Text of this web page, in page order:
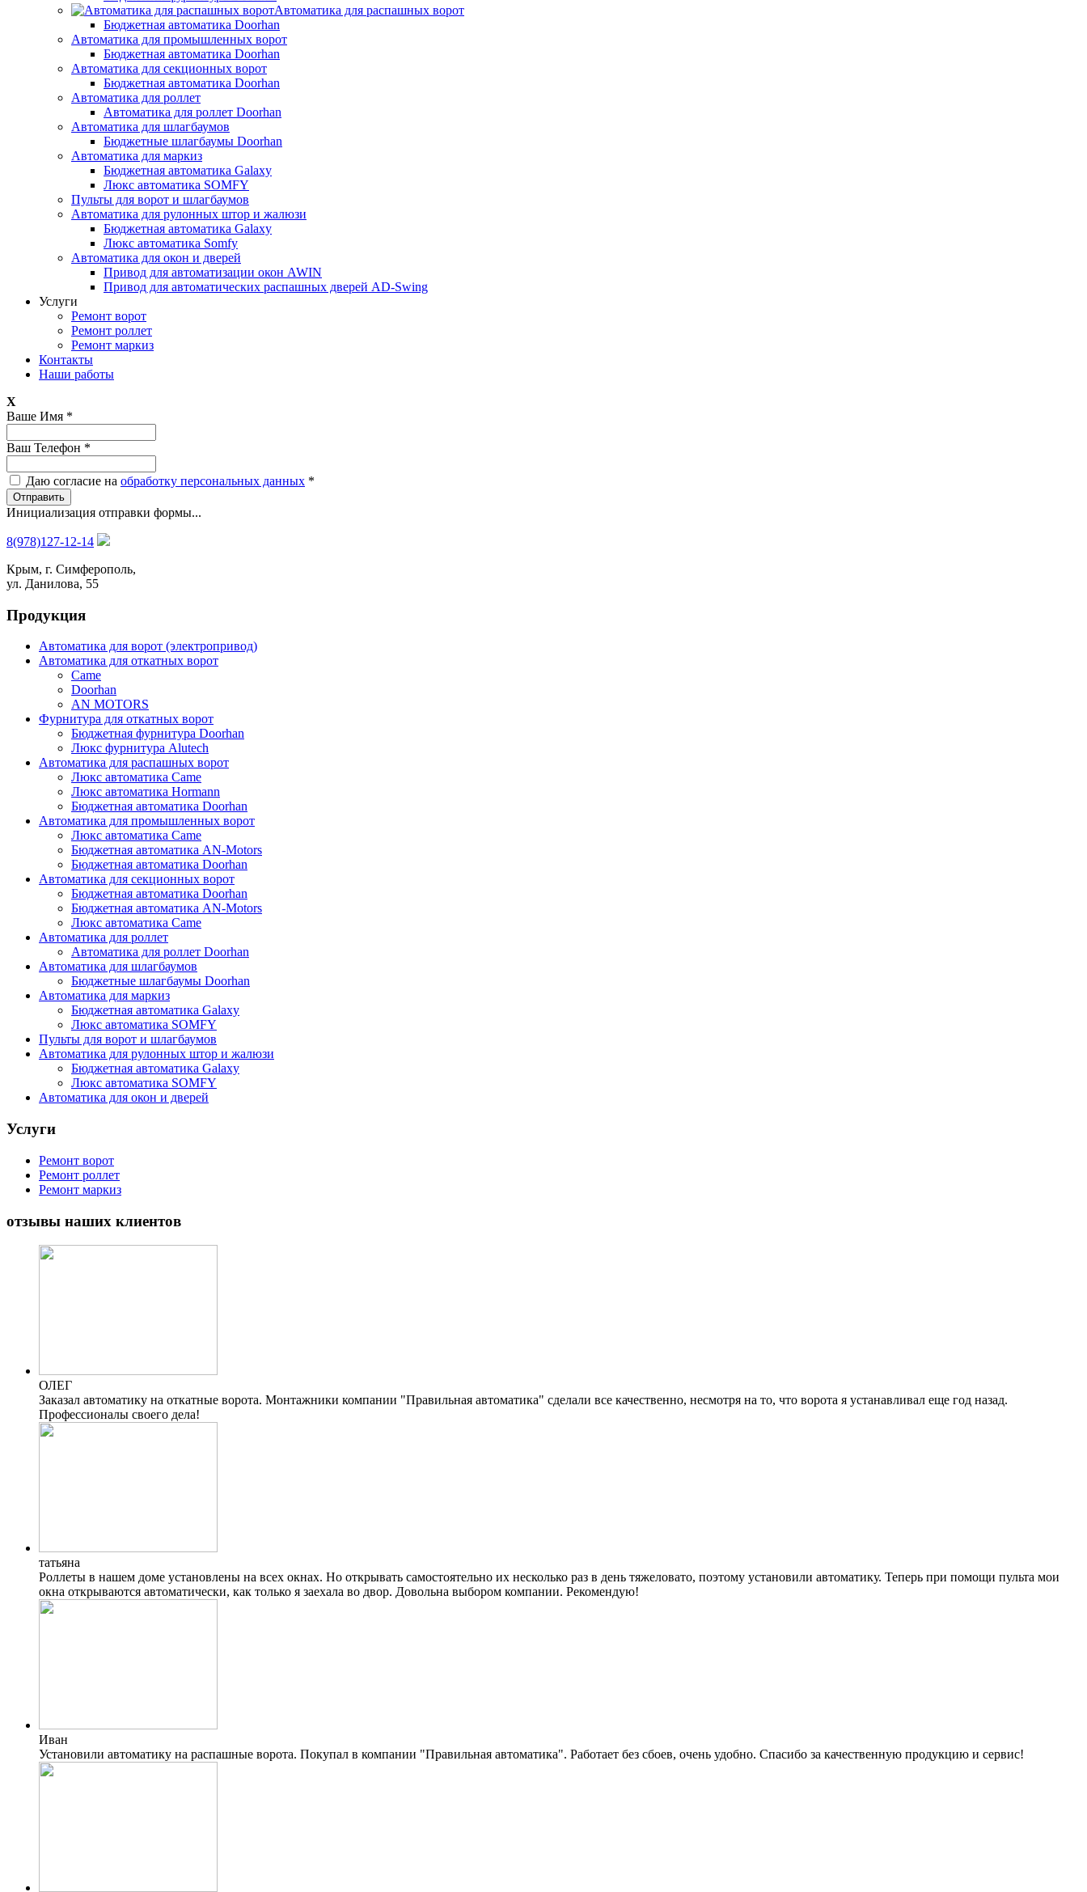
Автоматика для распашных ворот
Бюджетная автоматика Doorhan
Автоматика для промышленных ворот
Бюджетная автоматика Doorhan
Автоматика для секционных ворот
Бюджетная автоматика Doorhan
Автоматика для роллет
Автоматика для роллет Doorhan
Автоматика для шлагбаумов
Бюджетные шлагбаумы Doorhan
Автоматика для маркиз
Бюджетная автоматика Galaxy
Люкс автоматика SOMFY
Пульты для ворот и шлагбаумов
Автоматика для рулонных штор и жалюзи
Бюджетная автоматика Galaxy
Люкс автоматика Somfy
Автоматика для окон и дверей
Привод для автоматизации окон AWIN
Привод для автоматических распашных дверей AD-Swing
Услуги
Ремонт ворот
Ремонт роллет
Ремонт маркиз
Контакты
Наши работы
X
Ваше Имя *
Ваш Телефон *
Даю согласие на обработку персональных данных *
Отправить
Инициализация отправки формы...
8(978)127-12-14
Крым, г. Симферополь,
ул. Данилова, 55
Продукция
Автоматика для ворот (электропривод)
Автоматика для откатных ворот
Came
Doorhan
AN MOTORS
Фурнитура для откатных ворот
Бюджетная фурнитура Doorhan
Люкс фурнитура Alutech
Автоматика для распашных ворот
Люкс автоматика Came
Люкс автоматика Hormann
Бюджетная автоматика Doorhan
Автоматика для промышленных ворот
Люкс автоматика Came
Бюджетная автоматика AN-Motors
Бюджетная автоматика Doorhan
Автоматика для секционных ворот
Бюджетная автоматика Doorhan
Бюджетная автоматика AN-Motors
Люкс автоматика Came
Автоматика для роллет
Автоматика для роллет Doorhan
Автоматика для шлагбаумов
Бюджетные шлагбаумы Doorhan
Автоматика для маркиз
Бюджетная автоматика Galaxy
Люкс автоматика SOMFY
Пульты для ворот и шлагбаумов
Автоматика для рулонных штор и жалюзи
Бюджетная автоматика Galaxy
Люкс автоматика SOMFY
Автоматика для окон и дверей
Услуги
Ремонт ворот
Ремонт роллет
Ремонт маркиз
отзывы наших клиентов
ОЛЕГ
Заказал автоматику на откатные ворота. Монтажники компании "Правильная автоматика" сделали все качественно, несмотря на то, что ворота я устанавливал еще год назад.
Профессионалы своего дела!
татьяна
Роллеты в нашем доме установлены на всех окнах. Но открывать самостоятельно их несколько раз в день тяжеловато, поэтому установили автоматику. Теперь при помощи пульта мои
окна открываются автоматически, как только я заехала во двор. Довольна выбором компании. Рекомендую!
Иван
Установили автоматику на распашные ворота. Покупал в компании "Правильная автоматика". Работает без сбоев, очень удобно. Спасибо за качественную продукцию и сервис!